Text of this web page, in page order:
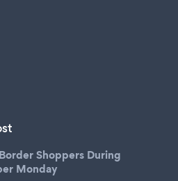
Shoppers During
Monday